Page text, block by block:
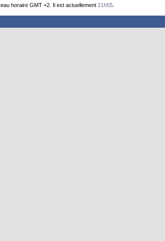
horaire GMT +2. Il est actuellement 21h55